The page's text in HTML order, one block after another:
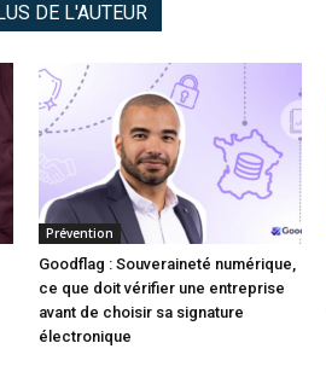
DE L'AUTEUR
Prévention
Goodflag : Souveraineté numérique,
ce que doit vérifier une entreprise
avant de choisir sa signature
électronique